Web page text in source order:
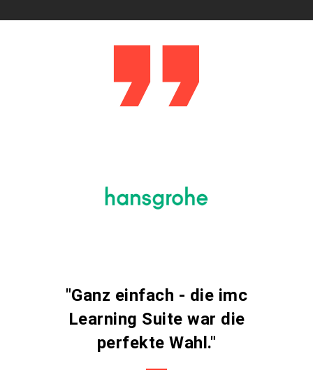
"Ganz einfach - die imc
Learning Suite war die
perfekte Wahl."